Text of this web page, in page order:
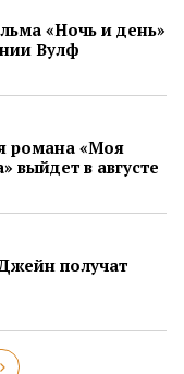
«Ночь и день»
Вулф
романа «Моя
выйдет в августе
получат